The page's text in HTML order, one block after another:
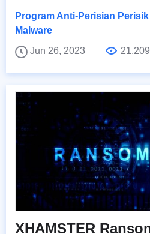
Program Anti-Perisian
Malware
Jun 26, 2023
21,209
XHAMSTER